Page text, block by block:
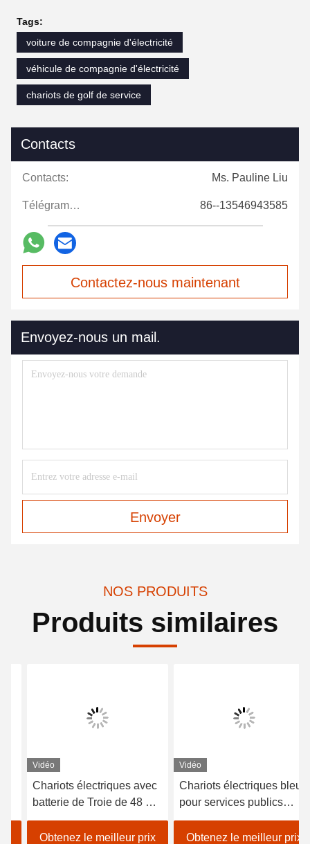
Tags:
voiture de compagnie d'électricité
véhicule de compagnie d'électricité
chariots de golf de service
Contacts
Contacts: Ms. Pauline Liu
Télégramme: 86--13546943585
Contactez-nous maintenant
Envoyez-nous un mail.
Envoyer
NOS PRODUITS
Produits similaires
Vidéo
Chariots électriques avec
batterie de Troie de 48 V
et capacité de charge de
600 kg adaptés aux
Obtenez le meilleur prix
Vidéo
Chariots électriques bleus
pour services publics
construits avec des
régulateurs haute
Obtenez le meilleur prix